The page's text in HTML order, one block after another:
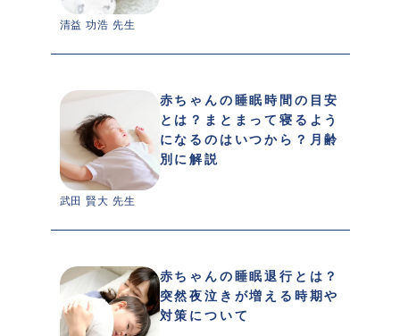
清益 功浩 先生
赤ちゃんの睡眠時間の目安
とは？まとまって寝るよう
になるのはいつから？月齢
別に解説
武田 賢大 先生
赤ちゃんの睡眠退行とは？
突然夜泣きが増える時期や
対策について